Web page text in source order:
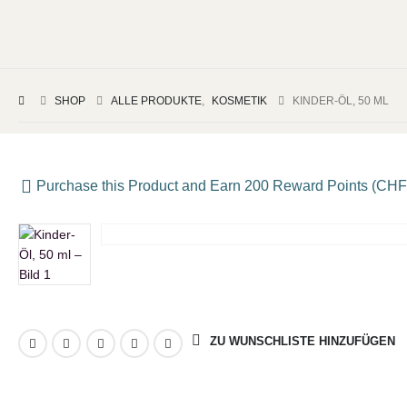
SHOP ALLE PRODUKTE KOSMETIK KINDER-ÖL, 50 ML
Purchase this Product and Earn 200 Reward Points (CHF
ZU WUNSCHLISTE HINZUFÜGEN